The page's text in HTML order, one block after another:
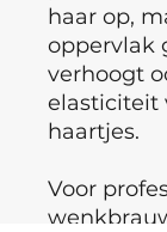
haar op,
oppervlak
verhoogt
elasticiteit
haartjes.
Voor